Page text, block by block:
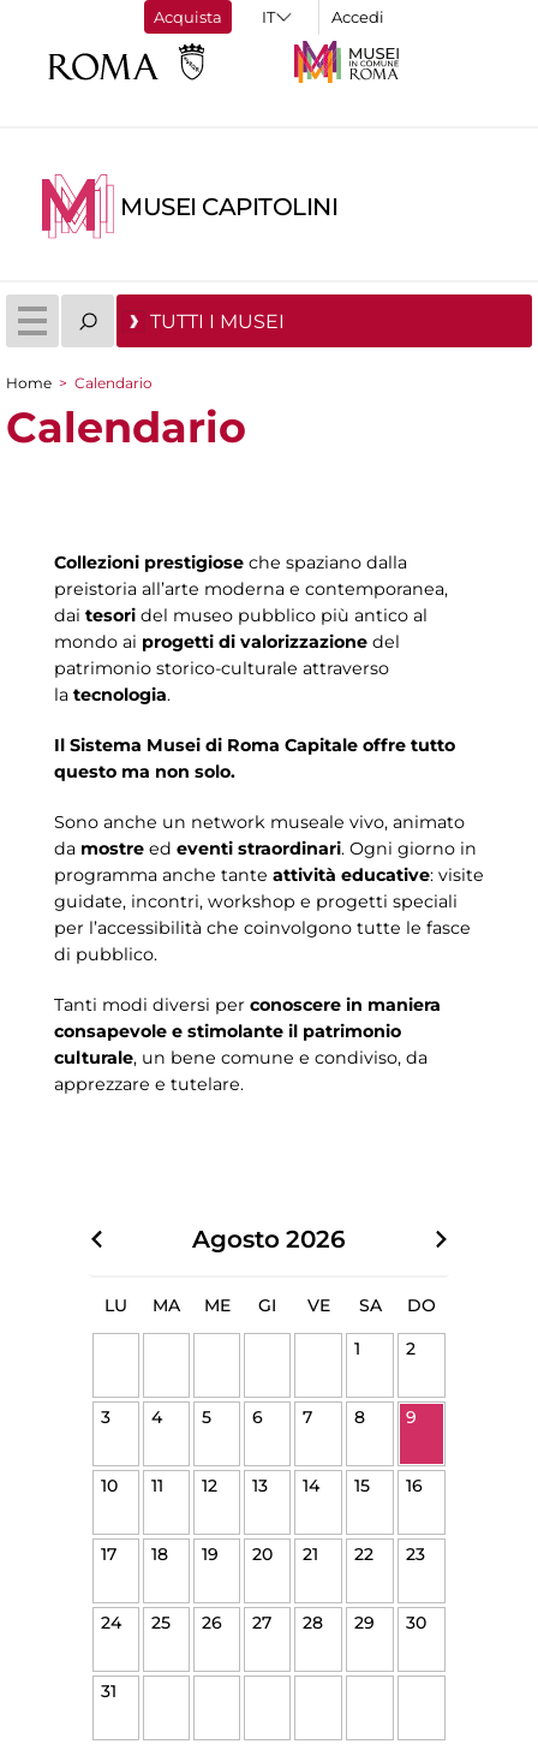
Acquista Accedi
MUSEI CAPITOLINI
TUTTI I MUSEI
Tu sei qui
Home > Calendario
Calendario
Collezioni prestigiose che spaziano dalla
preistoria all’arte moderna e contemporanea,
dai tesori del museo pubblico più antico al
mondo ai progetti di valorizzazione del
patrimonio storico-culturale attraverso
la tecnologia.
Il Sistema Musei di Roma Capitale offre tutto
questo ma non solo.
Sono anche un network museale vivo, animato
da mostre ed eventi straordinari. Ogni giorno in
programma anche tante attività educative: visite
guidate, incontri, workshop e progetti speciali
per l’accessibilità che coinvolgono tutte le fasce
di pubblico.
Tanti modi diversi per conoscere in maniera
consapevole e stimolante il patrimonio
culturale, un bene comune e condiviso, da
apprezzare e tutelare.
Agosto 2026
LU MA ME GI VE SA
DO
1
2
3 4 5 6 7 8 9
10 11 12 13 14 15 16
17 18 19 20 21 22 23
24 25 26 27 28 29 30
31